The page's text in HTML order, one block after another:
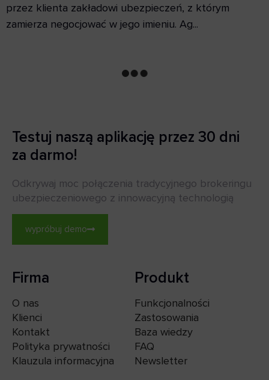
przez klienta zakładowi ubezpieczeń, z którym
zamierza negocjować w jego imieniu. Ag...
Testuj naszą aplikację przez 30 dni
za darmo!
Odkrywaj moc połączenia tradycyjnego brokeringu
ubezpieczeniowego z innowacyjną technologią
wypróbuj demo
Firma
O nas
Klienci
Kontakt
Polityka prywatności
Klauzula informacyjna
Produkt
Funkcjonalności
Zastosowania
Baza wiedzy
FAQ
Newsletter